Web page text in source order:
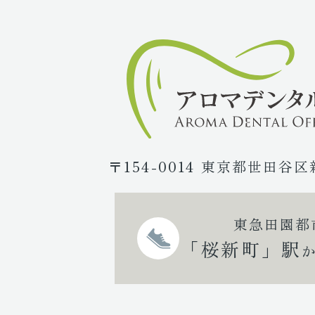
〒154-0014 東京都世田谷区
東急田園都
「桜新町」駅